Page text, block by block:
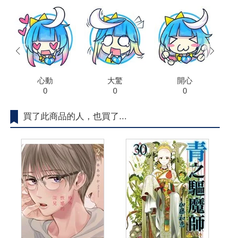
心動
0
大驚
0
開心
0
prev next
買了此商品的人，也買了...